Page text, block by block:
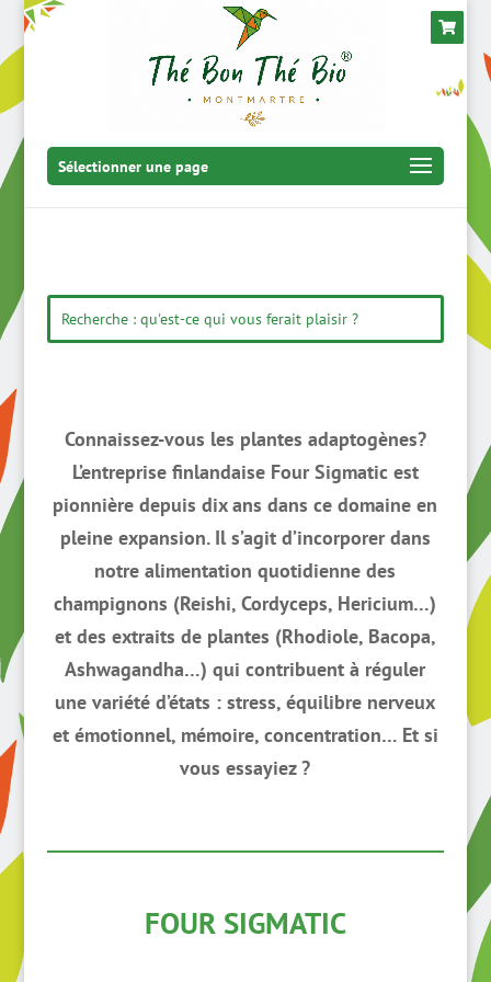
Sélectionner une page
Connaissez-vous les plantes adaptogènes?
L’entreprise finlandaise Four Sigmatic est
pionnière depuis dix ans dans ce domaine en
pleine expansion. Il s’agit d’incorporer dans
notre alimentation quotidienne des
champignons (Reishi, Cordyceps, Hericium…)
et des extraits de plantes (Rhodiole, Bacopa,
Ashwagandha…) qui contribuent à réguler
une variété d’états : stress, équilibre nerveux
et émotionnel, mémoire, concentration… Et si
vous essayiez ?
FOUR SIGMATIC